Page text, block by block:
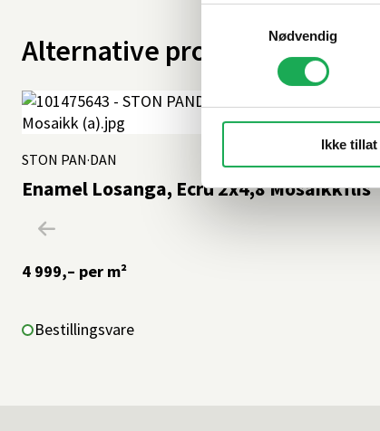
Nødvendig
Ikke tillat
Alternative produkter
Enamel Losanga, Ecrú 2x4,8 Mosaikkflis
STON PAN·DAN
4 999,– per m²
Bestillingsvare